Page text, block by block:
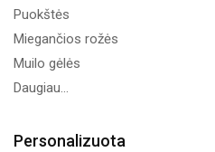
Puokštės
Miegančios rožės
Muilo gėlės
Daugiau...
Personalizuota